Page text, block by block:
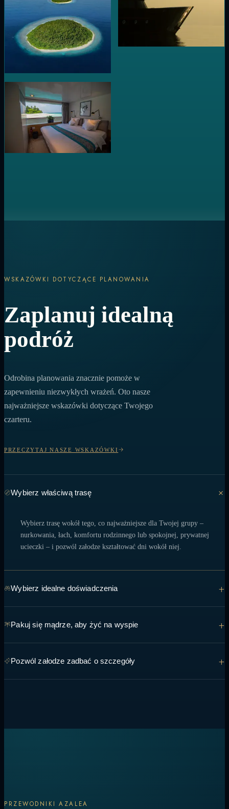
WSKAZÓWKI DOTYCZĄCE PLANOWANIA
Zaplanuj idealną
podróż
Odrobina planowania znacznie pomoże w
zapewnieniu niezwykłych wrażeń. Oto nasze
najważniejsze wskazówki dotyczące Twojego
czarteru.
PRZECZYTAJ NASZE WSKAZÓWKI
Wybierz właściwą trasę +
Wybierz trasę wokół tego, co najważniejsze dla Twojej grupy –
nurkowania, łach, komfortu rodzinnego lub spokojnej, prywatnej
ucieczki – i pozwól załodze kształtować dni wokół niej.
Wybierz idealne doświadczenia +
zachodzie słońca – powiedz zespołowi, co masz nadzieję zobaczyć, i
zrób to, aby można było to uwzględnić w trasie.
Pakuj się mądrze, aby żyć na wyspie +
przeciwsłoneczny i stroje kąpielowe pokrywają większość dni – załoga
może doradzić Ci w każdej kwestii dotyczącej Twojej trasy.
Pozwól załodze zadbać o szczegóły +
PRZEWODNIKI AZALEA